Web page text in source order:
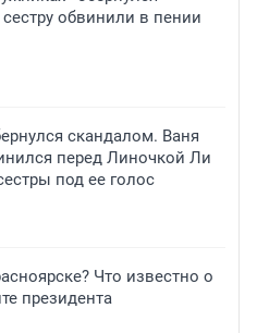
обвинили в пении
скандалом. Ваня
перед Линочкой Ли
под ее голос
Что известно о
президента